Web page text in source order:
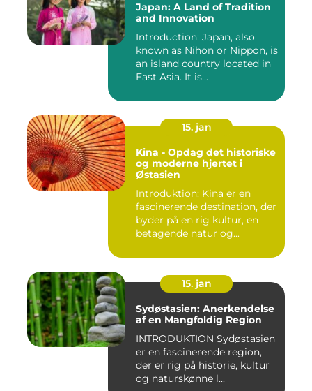
Japan: A Land of Tradition
and Innovation
Introduction: Japan, also
known as Nihon or Nippon, is
an island country located in
East Asia. It is...
15. jan
Kina - Opdag det historiske
og moderne hjertet i
Østasien
Introduktion: Kina er en
fascinerende destination, der
byder på en rig kultur, en
betagende natur og...
15. jan
Sydøstasien: Anerkendelse
af en Mangfoldig Region
INTRODUKTION Sydøstasien
er en fascinerende region,
der er rig på historie, kultur
og naturskønne l...